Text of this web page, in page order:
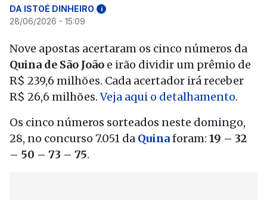
DA ISTOÉ DINHEIRO i
28/06/2026 - 15:09
Nove apostas acertaram os cinco números da
Quina de São João e irão dividir um prêmio de
R$ 239,6 milhões. Cada acertador irá receber
R$ 26,6 milhões.Veja aqui o detalhamento.
Os cinco números sorteados neste domingo,
28, no concurso 7.051 da Quinaforam: 19 – 32
– 50 – 73 – 75.